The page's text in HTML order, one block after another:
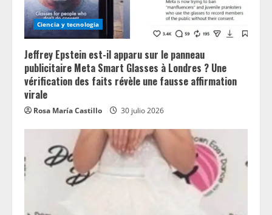
Ciencia y tecnologia
Jeffrey Epstein est-il apparu sur le panneau
publicitaire Meta Smart Glasses à Londres ? Une
vérification des faits révèle une fausse affirmation
virale
Rosa María Castillo 30 julio 2026